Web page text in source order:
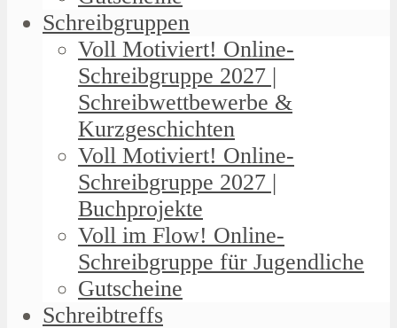
Schreibgruppen
Voll Motiviert! Online-
Schreibgruppe 2027 |
Schreibwettbewerbe &
Kurzgeschichten
Voll Motiviert! Online-
Schreibgruppe 2027 |
Buchprojekte
Voll im Flow! Online-
Schreibgruppe für Jugendliche
Gutscheine
Schreibtreffs